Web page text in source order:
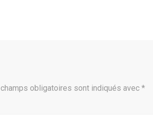
obligatoires sont indiqués avec*